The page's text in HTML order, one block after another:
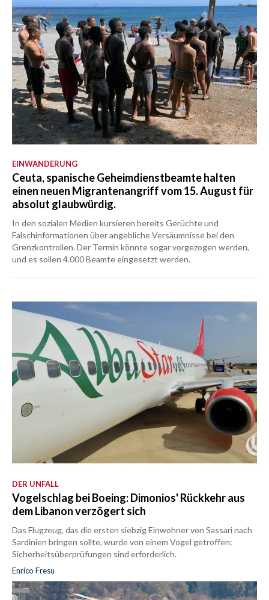
EINWANDERUNG
Ceuta, spanische Geheimdienstbeamte halten
einen neuen Migrantenangriff vom 15. August für
absolut glaubwürdig.
In den sozialen Medien kursieren bereits Gerüchte und
Falschinformationen über angebliche Versäumnisse bei den
Grenzkontrollen. Der Termin könnte sogar vorgezogen werden,
und es sollen 4.000 Beamte eingesetzt werden.
DER UNFALL
Vogelschlag bei Boeing: Dimonios' Rückkehr aus
dem Libanon verzögert sich
Das Flugzeug, das die ersten siebzig Einwohner von Sassari nach
Sardinien bringen sollte, wurde von einem Vogel getroffen:
Sicherheitsüberprüfungen sind erforderlich.
Enrico Fresu